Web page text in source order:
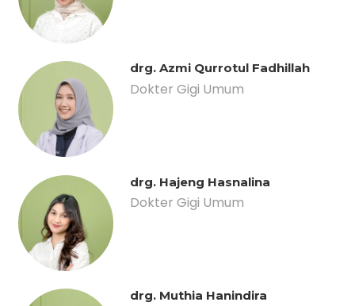
drg. Azmi Qurrotul Fadhillah
Dokter Gigi Umum
drg. Hajeng Hasnalina
Dokter Gigi Umum
drg. Muthia Hanindira